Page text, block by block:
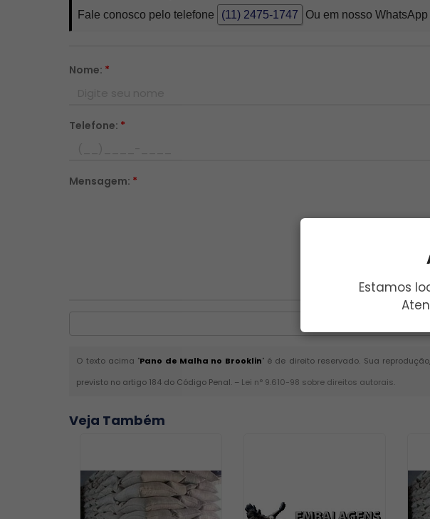
Estamos
Fale conosco pelo telefone
(11) 2475-1747 Ou em nosso WhatsApp
Nome: *
Telefone: *
Mensagem: *
O texto acima "Pano de Malha no Brooklin" é de direito reservado. Sua
previsto no artigo 184 do Código Penal. – Lei n° 9.610-98 sobre direitos autorais.
Veja Também